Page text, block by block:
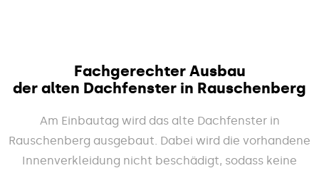
Fachgerechter Ausbau
der alten Dachfenster in Rauschenberg
Am Einbautag wird das alte Dachfenster in
Rauschenberg ausgebaut. Dabei wird die vorhandene
Innenverkleidung nicht beschädigt, sodass keine